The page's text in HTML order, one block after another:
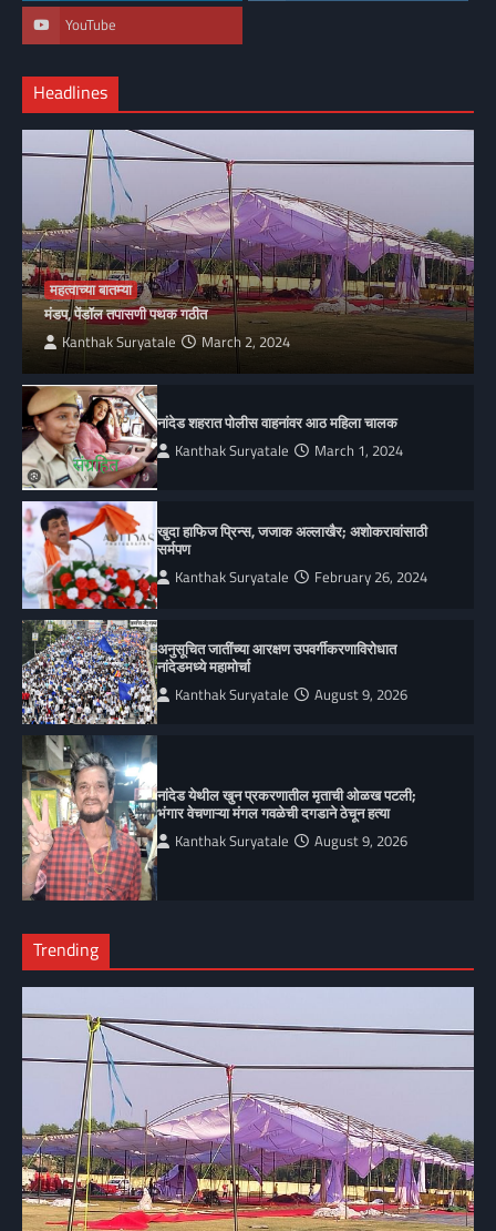
YouTube
Headlines
महत्वाच्या बातम्या
मंडप, पेंडॉल तपासणी पथक गठीत
Kanthak Suryatale March 2, 2024
नांदेड शहरात पोलीस वाहनांवर आठ महिला चालक
Kanthak Suryatale March 1, 2024
खुदा हाफिज प्रिन्स, जजाक अल्लाखैर; अशोकरावांसाठी
सर्मपण
Kanthak Suryatale February 26, 2024
अनुसूचित जातींच्या आरक्षण उपवर्गीकरणाविरोधात
नांदेडमध्ये महामोर्चा
Kanthak Suryatale August 9, 2026
नांदेड येथील खुन प्रकरणातील मृताची ओळख पटली;
भंगार वेचणाऱ्या मंगल गवळेची दगडाने ठेचून हत्या
Kanthak Suryatale August 9, 2026
Trending